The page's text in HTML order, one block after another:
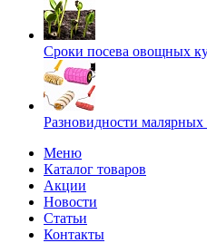
Сроки посева овощных
Разновидности малярных
Меню
Каталог товаров
Акции
Новости
Статьи
Контакты